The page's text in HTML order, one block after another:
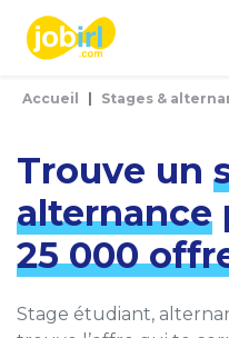
Accueil Stages &
Trouve un
alternance
25 000
Stage étudiant,
Panneau de gestion des